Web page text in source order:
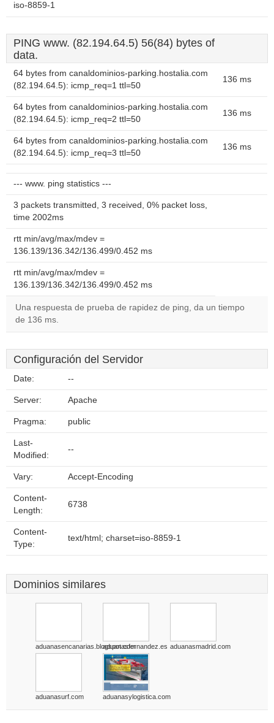
iso-8859-1
PING www. (82.194.64.5) 56(84) bytes of
data.
64 bytes from canaldominios-parking.hostalia.com
(82.194.64.5): icmp_req=1 ttl=50
136 ms
64 bytes from canaldominios-parking.hostalia.com
(82.194.64.5): icmp_req=2 ttl=50
136 ms
64 bytes from canaldominios-parking.hostalia.com
(82.194.64.5): icmp_req=3 ttl=50
136 ms
--- www. ping statistics ---
3 packets transmitted, 3 received, 0% packet loss,
time 2002ms
rtt min/avg/max/mdev =
136.139/136.342/136.499/0.452 ms
rtt min/avg/max/mdev =
136.139/136.342/136.499/0.452 ms
Una respuesta de prueba de rapidez de ping, da un tiempo
de 136 ms.
Configuración del Servidor
Date: --
Server: Apache
Pragma: public
Last-
Modified:
--
Vary: Accept-Encoding
Content-
Length:
6738
Content-
Type:
text/html; charset=iso-8859-1
Dominios similares
aduanasencanarias.blogspot.comaduanasfernandez.es aduanasmadrid.com
aduanasurf.com aduanasylogistica.com